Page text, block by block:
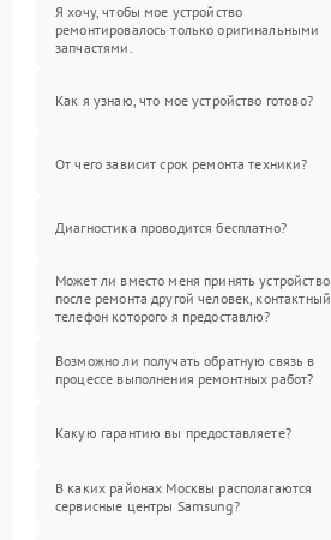
Я хочу, чтобы мое устройство
ремонтировалось только оригинальными
запчастями.
Как я узнаю, что мое устройство готово?
От чего зависит срок ремонта техники?
Диагностика проводится бесплатно?
Может ли вместо меня принять устройство
после ремонта другой человек, контактный
телефон которого я предоставлю?
Возможно ли получать обратную связь в
процессе выполнения ремонтных работ?
Какую гарантию вы предоставляете?
В каких районах Москвы располагаются
сервисные центры Samsung?